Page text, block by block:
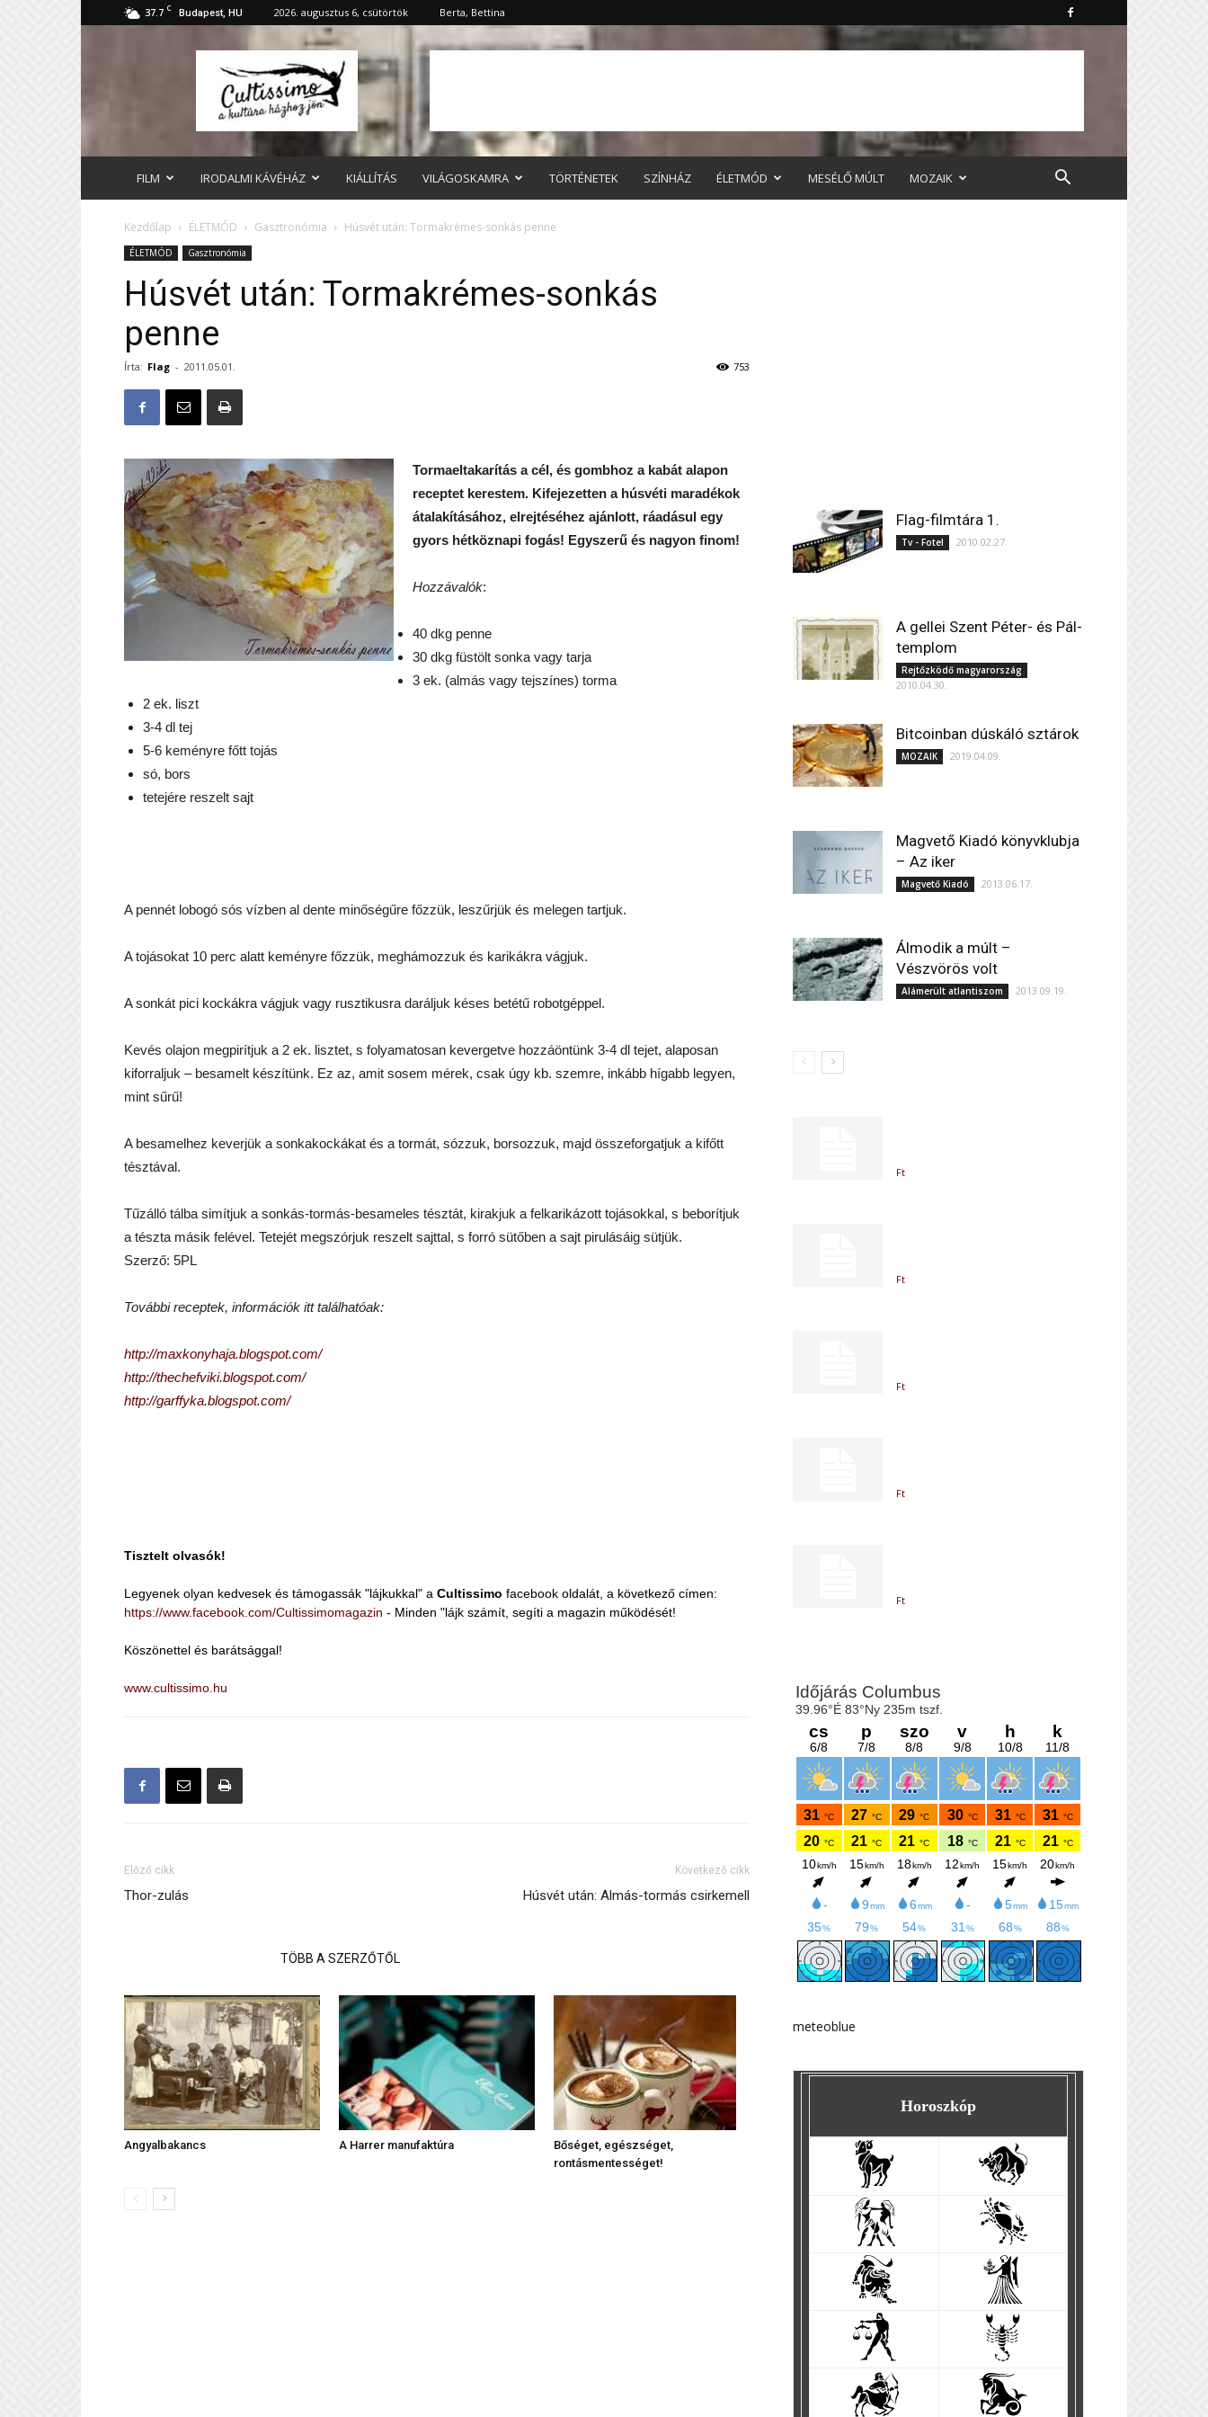
37.7 C Budapest, HU 2026. augusztus 6, csütörtök Berta, Bettina
FILM IRODALMI KÁVÉHÁZ KIÁLLÍTÁS VILÁGOSKAMRA TÖRTÉNETEK SZÍNHÁZ ÉLETMÓD MESÉLŐ MÚLT MOZAIK
Kezdőlap ÉLETMÓD Gasztronómia Húsvét után: Tormakrémes-sonkás penne
ÉLETMÓD Gasztronómia
Húsvét után: Tormakrémes-sonkás
penne
Írta: Flag - 2011.05.01. 753
Tormaeltakarítás a cél, és gombhoz a kabát alapon
receptet kerestem. Kifejezetten a húsvéti maradékok
átalakításához, elrejtéséhez ajánlott, ráadásul egy
gyors hétköznapi fogás! Egyszerű és nagyon finom!
Hozzávalók:
40 dkg penne
30 dkg füstölt sonka vagy tarja
3 ek. (almás vagy tejszínes) torma
2 ek. liszt
3-4 dl tej
5-6 keményre főtt tojás
só, bors
tetejére reszelt sajt
A pennét lobogó sós vízben al dente minőségűre főzzük, leszűrjük és melegen tartjuk.
A tojásokat 10 perc alatt keményre főzzük, meghámozzuk és karikákra vágjuk.
A sonkát pici kockákra vágjuk vagy rusztikusra daráljuk késes betétű robotgéppel.
Kevés olajon megpirítjuk a 2 ek. lisztet, s folyamatosan kevergetve hozzáöntünk 3-4 dl tejet, alaposan
kiforraljuk – besamelt készítünk. Ez az, amit sosem mérek, csak úgy kb. szemre, inkább hígabb legyen,
mint sűrű!
A besamelhez keverjük a sonkakockákat és a tormát, sózzuk, borsozzuk, majd összeforgatjuk a kifőtt
tésztával.
Tűzálló tálba simítjuk a sonkás-tormás-besameles tésztát, kirakjuk a felkarikázott tojásokkal, s beborítjuk
a tészta másik felével. Tetejét megszórjuk reszelt sajttal, s forró sütőben a sajt pirulásáig sütjük.
Szerző: 5PL
További receptek, információk itt találhatóak:
http://maxkonyhaja.blogspot.com/
http://thechefviki.blogspot.com/
http://garffyka.blogspot.com/
Tisztelt olvasók!
Legyenek olyan kedvesek és támogassák "lájkukkal" a Cultissimo facebook oldalát, a következő címen:
https://www.facebook.com/Cultissimomagazin - Minden "lájk számít, segíti a magazin működését!
Köszönettel és barátsággal!
www.cultissimo.hu
Előző cikk
Thor-zulás
Következő cikk
Húsvét után: Almás-tormás csirkemell
TÖBB A SZERZŐTŐL
Angyalbakancs A Harrer manufaktúra
Bőséget, egészséget,
rontásmentességet!
Flag-filmtára 1.
Tv - Fotel 2010.02.27.
A gellei Szent Péter- és Pál-
templom
Rejtőzködő magyarország
2010.04.30.
Bitcoinban dúskáló sztárok
MOZAIK 2019.04.09.
Magvető Kiadó könyvklubja
– Az iker
Magvető Kiadó 2013.06.17.
Álmodik a múlt –
Vészvörös volt
Alámerült atlantiszom 2013.09.19.
Ft
Ft
Ft
Ft
Ft
meteoblue
Horoszkóp